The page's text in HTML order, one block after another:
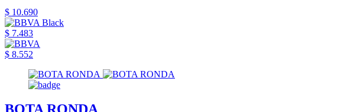
$ 10.690
$ 7.483
$ 8.552